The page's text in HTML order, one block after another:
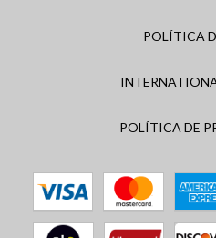
POLÍTICA
POLÍTICA DE